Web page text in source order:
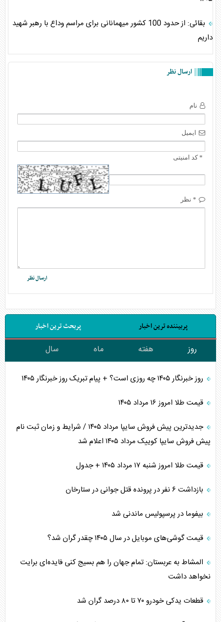
بقائی: از حدود 100 کشور میهمانانی برای مراسم وداع با رهبر شهید
داریم
ارسال نظر
نام
ایمیل
* کد امنیتی
* نظر
پربیننده ترین اخبار پربحث ترین اخبار
روز هفته ماه سال
روز خبرنگار ۱۴۰۵ چه روزی است؟ + پیام تبریک روز خبرنگار ۱۴۰۵
قیمت طلا امروز ۱۶ مرداد ۱۴۰۵
جدیدترین پیش فروش سایپا مرداد ۱۴۰۵ / شرایط و زمان ثبت نام
پیش فروش سایپا کوییک مرداد ۱۴۰۵ اعلام شد
قیمت طلا امروز شنبه ۱۷ مرداد ۱۴۰۵ + جدول
بازداشت ۶ نفر در پرونده قتل جوانی در ستارخان
بیفوما در پرسپولیس ماندنی شد
قیمت گوشی‌های موبایل در سال ۱۴۰۵ چقدر گران شد؟
المشاط به عربستان: تمام جهان را هم بسیج کنی فایده‌ای برایت
نخواهد داشت
قطعات یدکی خودرو ۷۰ تا ۸۰ درصد گران شد